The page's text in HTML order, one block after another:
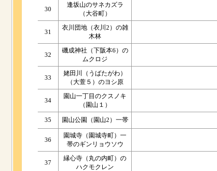
30
逢坂山のサネカズラ
（大谷町）
31
衣川団地（衣川2）の雑
木林
32
磯成神社（下阪本6）の
ムクロジ
33
姥田川（うばたがわ）
（大萱５）のヨシ原
34
園山一丁目のクスノキ
（園山１）
35 園山公園（園山2）一帯
36
園城寺（園城寺町）一
帯のギンリョウソウ
37
縁心寺（丸の内町）の
ハクモクレン